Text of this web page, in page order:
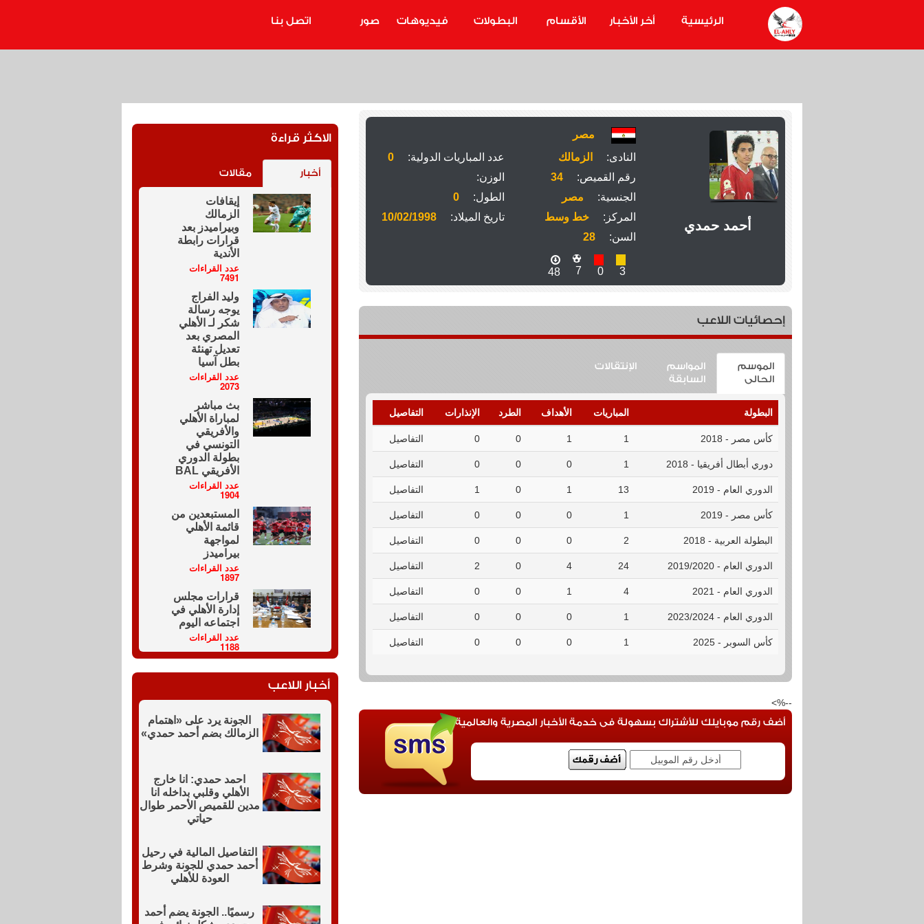
الرئيسية أخر الأخبار الأقسام البطولات فيديوهات صور اتصل بنا
أحمد حمدي
مصر
النادى:
الزمالك عدد المباريات الدولية:
0
رقم القميص:
34
الوزن:
الجنسية:
مصر الطول:
0
المركز:
خط وسط تاريخ الميلاد:
10/02/1998
السن:
28
3
0
7
48
إحصائيات اللاعب
الموسم
الحالى
المواسم
السابقة
الإنتقالات
البطولة المباريات الأهداف الطرد الإنذارات التفاصيل
كأس مصر - 2018 1
1
0
0 التفاصيل
دوري أبطال أفريقيا - 2018 1
0
0
0 التفاصيل
الدوري العام - 2019 13
1
0
1 التفاصيل
كأس مصر - 2019 1
0
0
0 التفاصيل
البطولة العربية - 2018 2
0
0
0 التفاصيل
الدوري العام - 2019/2020 24
4
0
2 التفاصيل
الدوري العام - 2021 4
1
0
0 التفاصيل
الدوري العام - 2023/2024 1
0
0
0 التفاصيل
كأس السوبر - 2025 1
0
0
0 التفاصيل
--%>
أضف رقم موبايلك للأشتراك بسهولة فى خدمة الأخبار المصرية والعالمية
الاكثر قراءة
أخبار مقالات
إيقافات
الزمالك
وبيراميدز بعد
قرارات رابطة
الأندية
عدد القراءات
7491
وليد الفراج
يوجه رسالة
شكر لـ الأهلي
المصري بعد
تعديل تهنئة
بطل آسيا
عدد القراءات
2073
بث مباشر
لمباراة الأهلي
والأفريقي
التونسي في
بطولة الدوري
الأفريقي BAL
عدد القراءات
1904
المستبعدين من
قائمة الأهلي
لمواجهة
بيراميدز
عدد القراءات
1897
قرارات مجلس
إدارة الأهلي في
اجتماعه اليوم
عدد القراءات
1188
أخبار اللاعب
الجونة يرد على «اهتمام
الزمالك بضم أحمد حمدي»
احمد حمدي: انا خارج
الأهلي وقلبي بداخله انا
مدين للقميص الأحمر طوال
حياتي
التفاصيل المالية في رحيل
أحمد حمدي للجونة وشرط
العودة للأهلي
رسميًا.. الجونة يضم أحمد